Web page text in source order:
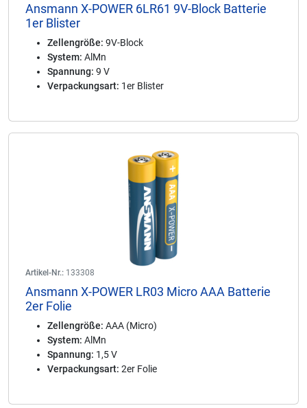
Ansmann X-POWER 6LR61 9V-Block Batterie
1er Blister
Zellengröße: 9V-Block
System: AlMn
Spannung: 9 V
Verpackungsart: 1er Blister
Artikel-Nr.: 133308
Ansmann X-POWER LR03 Micro AAA Batterie
2er Folie
Zellengröße: AAA (Micro)
System: AlMn
Spannung: 1,5 V
Verpackungsart: 2er Folie